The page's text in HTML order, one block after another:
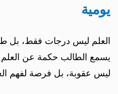
يومية
العلم ليس درجات فقط، بل
يسمع الطالب حكمة عن
ليس عقوبة، بل فرصة لفهم